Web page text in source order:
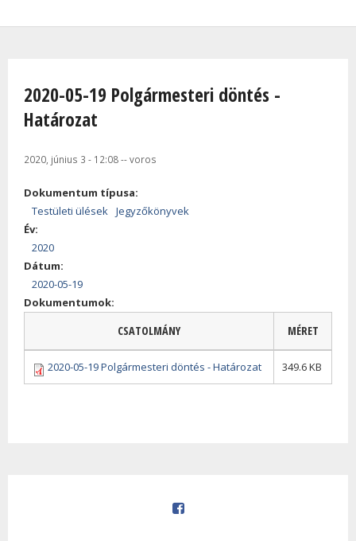
2020-05-19 Polgármesteri döntés -
Határozat
2020, június 3 - 12:08--voros
Dokumentum típusa:
Testületi ülések
Jegyzőkönyvek
Év:
2020
Dátum:
2020-05-19
Dokumentumok:
CSATOLMÁNY MÉRET
2020-05-19 Polgármesteri döntés - Határozat 349.6 KB